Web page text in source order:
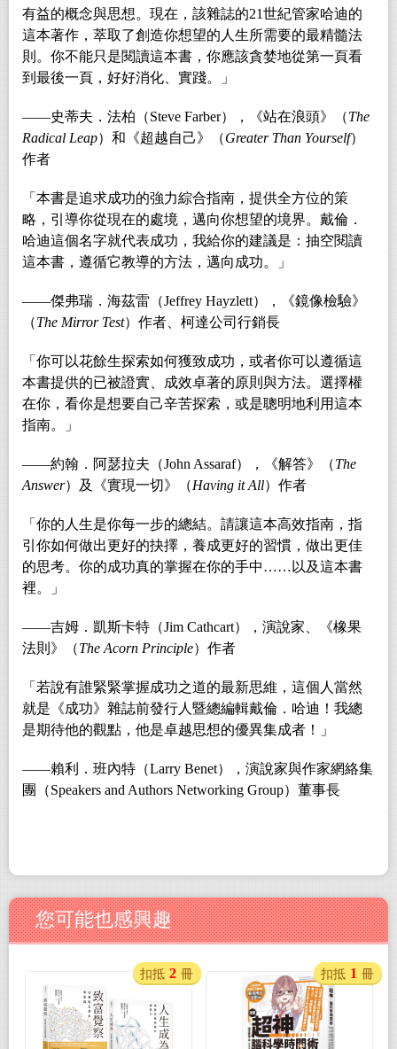
有益的概念與思想。現在，該雜誌的21世紀管家哈迪的
這本著作，萃取了創造你想望的人生所需要的最精髓法
則。你不能只是閱讀這本書，你應該貪婪地從第一頁看
到最後一頁，好好消化、實踐。」
――史蒂夫．法柏（Steve Farber），《站在浪頭》（The
Radical Leap）和《超越自己》（Greater Than Yourself）
作者
「本書是追求成功的強力綜合指南，提供全方位的策
略，引導你從現在的處境，邁向你想望的境界。戴倫．
哈迪這個名字就代表成功，我給你的建議是：抽空閱讀
這本書，遵循它教導的方法，邁向成功。」
――傑弗瑞．海茲雷（Jeffrey Hayzlett），《鏡像檢驗》
（The Mirror Test）作者、柯達公司行銷長
「你可以花餘生探索如何獲致成功，或者你可以遵循這
本書提供的已被證實、成效卓著的原則與方法。選擇權
在你，看你是想要自己辛苦探索，或是聰明地利用這本
指南。」
――約翰．阿瑟拉夫（John Assaraf），《解答》（The
Answer）及《實現一切》（Having it All）作者
「你的人生是你每一步的總結。請讓這本高效指南，指
引你如何做出更好的抉擇，養成更好的習慣，做出更佳
的思考。你的成功真的掌握在你的手中……以及這本書
裡。」
――吉姆．凱斯卡特（Jim Cathcart），演說家、《橡果
法則》（The Acorn Principle）作者
「若說有誰緊緊掌握成功之道的最新思維，這個人當然
就是《成功》雜誌前發行人暨總編輯戴倫．哈迪！我總
是期待他的觀點，他是卓越思想的優異集成者！」
――賴利．班內特（Larry Benet），演說家與作家網絡集
團（Speakers and Authors Networking Group）董事長
您可能也感興趣
扣抵 2 冊 扣抵 1 冊